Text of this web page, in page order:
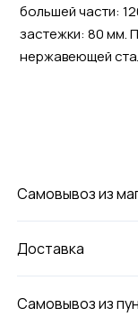
большей части:
застежки: 80 мм.
нержавеющей
Самовывоз из
Доставка
Самовывоз из